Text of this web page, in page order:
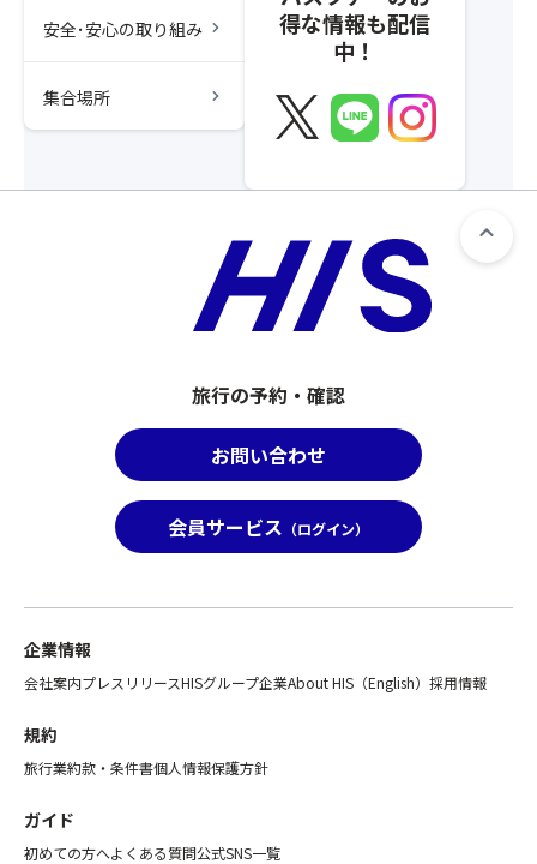
安全･安心の取り組み chevron_right
集合場所 chevron_right
得な情報も配信
中！
旅行の予約・確認
お問い合わせ
会員サービス （ログイン）
企業情報
会社案内プレスリリースHISグループ企業About HIS（English） 採用情報
規約
旅行業約款・条件書個人情報保護方針
ガイド
初めての方へよくある質問公式SNS一覧